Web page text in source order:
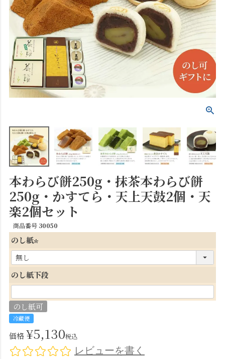
本わらび餅250g・抹茶本わらび餅
250g・かすてら・天上天鼓2個・天
楽2個セット
商品番号 30050
のし紙
必
須
のし紙下段
のし紙可
冷蔵便
価格¥5,130税込
レビューを書く